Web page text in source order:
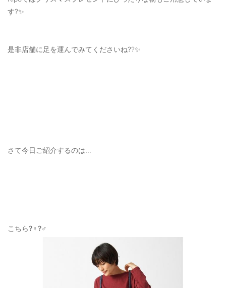
す?✨
是非店舗に足を運んでみてくださいね??✨
さて今日ご紹介するのは…
こちら?‍♀️?‍♂️